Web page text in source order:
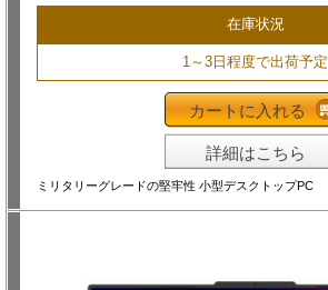
在庫状況
1～3日程度で出荷予定
カートに入れる
詳細はこちら
ミリタリーグレードの堅牢性 小型デスクトップPC